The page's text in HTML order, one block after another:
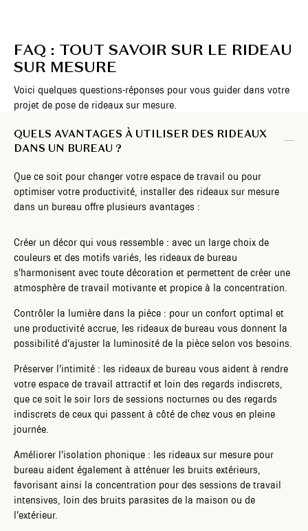
FAQ : TOUT SAVOIR SUR LE RIDEAU
SUR MESURE
Voici quelques questions-réponses pour vous guider dans votre
projet de pose de rideaux sur mesure.
QUELS AVANTAGES À UTILISER DES RIDEAUX
DANS UN BUREAU ?
Que ce soit pour changer votre espace de travail ou pour
optimiser votre productivité, installer des rideaux sur mesure
dans un bureau offre plusieurs avantages :
Créer un décor qui vous ressemble : avec un large choix de
couleurs et des motifs variés, les rideaux de bureau
s’harmonisent avec toute décoration et permettent de créer une
atmosphère de travail motivante et propice à la concentration.
Contrôler la lumière dans la pièce : pour un confort optimal et
une productivité accrue, les rideaux de bureau vous donnent la
possibilité d’ajuster la luminosité de la pièce selon vos besoins.
Préserver l’intimité : les rideaux de bureau vous aident à rendre
votre espace de travail attractif et loin des regards indiscrets,
que ce soit le soir lors de sessions nocturnes ou des regards
indiscrets de ceux qui passent à côté de chez vous en pleine
journée.
Améliorer l’isolation phonique : les rideaux sur mesure pour
bureau aident également à atténuer les bruits extérieurs,
favorisant ainsi la concentration pour des sessions de travail
intensives, loin des bruits parasites de la maison ou de
l’extérieur.